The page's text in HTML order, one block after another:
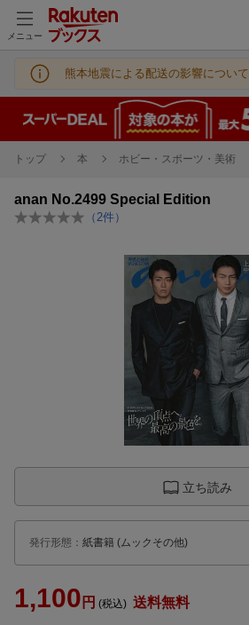
メニュー
熊本地震による配送の影響について
トップ 本 ホビー・スポーツ・美術
anan No.2499 Special Edition
（ 2件）
立ち読み
発行形態 ： 紙書籍 (ムックその他)
1,100 円 (税込) 送料無料